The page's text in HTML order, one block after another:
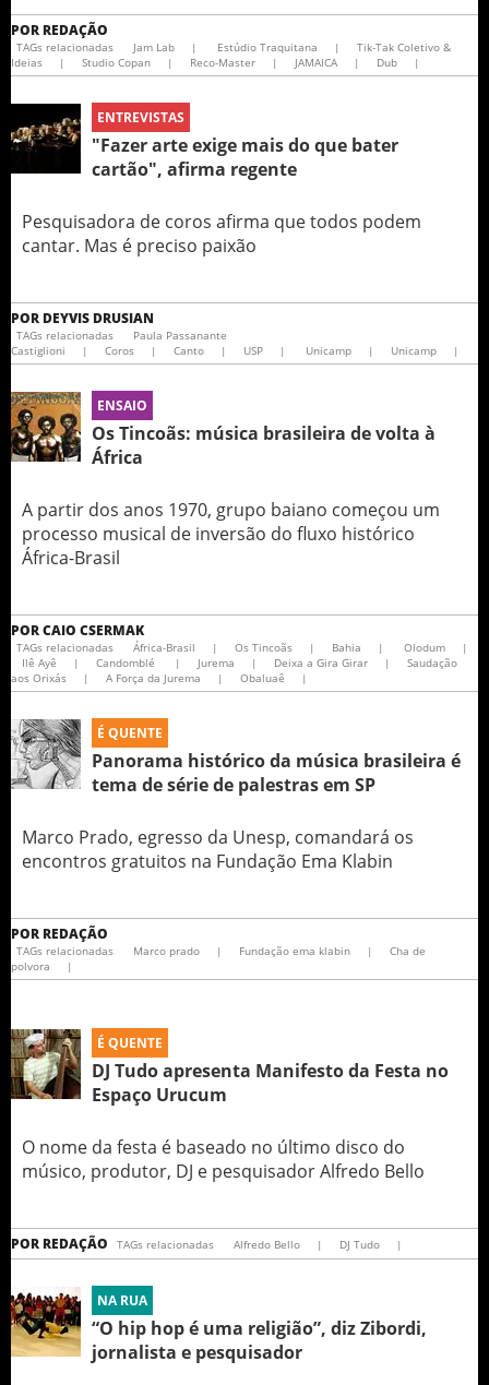
POR REDAÇÃO
TAGs relacionadas Jam Lab | Estúdio Traquitana |
Tik-Tak Coletivo &
Ideias
| Studio Copan | Reco-Master | JAMAICA | Dub |
ENTREVISTAS
"Fazer arte exige mais do que bater
cartão", afirma regente
Pesquisadora de coros afirma que todos podem
cantar. Mas é preciso paixão
POR DEYVIS DRUSIAN
TAGs relacionadas
Paula Passanante
Castiglioni
| Coros | Canto | USP | Unicamp | Unicamp |
ENSAIO
Os Tincoãs: música brasileira de volta à
África
A partir dos anos 1970, grupo baiano começou um
processo musical de inversão do fluxo histórico
África-Brasil
PORCAIO CSERMAK
TAGs relacionadas África-Brasil | Os Tincoãs | Bahia | Olodum
|
Ilê Ayê
| Candomblé | Jurema | Deixa a Gira Girar |
Saudação
aos Orixás
| A Força da Jurema | Obaluaê |
É QUENTE
Panorama histórico da música brasileira é
tema de série de palestras em SP
Marco Prado, egresso da Unesp, comandará os
encontros gratuitos na Fundação Ema Klabin
POR REDAÇÃO
TAGs relacionadas Marco prado | Fundação ema klabin |
Cha de
polvora
|
É QUENTE
DJ Tudo apresenta Manifesto da Festa no
Espaço Urucum
O nome da festa é baseado no último disco do
músico, produtor, DJ e pesquisador Alfredo Bello
POR REDAÇÃO TAGs relacionadas Alfredo Bello | DJ Tudo |
NA RUA
“O hip hop é uma religião”, diz Zibordi,
jornalista e pesquisador